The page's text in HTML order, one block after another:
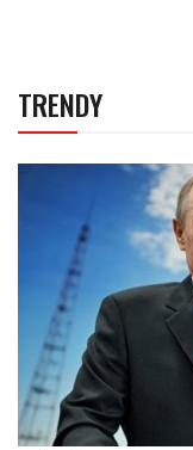
TRENDY